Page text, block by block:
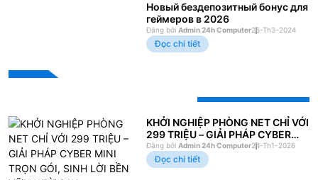
Новый бездепозитный бонус для
геймеров в 2026
Đăng bởi Admin 24h Computer26-Th3-2024
Đọc chi tiết
KHỞI NGHIỆP PHÒNG NET CHỈ VỚI
299 TRIỆU – GIẢI PHÁP CYBER
MINI TRỌN GÓI, SINH LỜI BỀN
VỮNG TỪ 24H COMPUTER
Đăng bởi Admin 24h Computer24-Th1-2026
Đọc chi tiết